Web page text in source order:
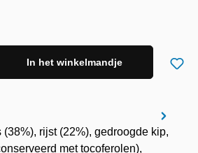
In het winkelmandje
rijst (22%), gedroogde kip,
met tocoferolen),